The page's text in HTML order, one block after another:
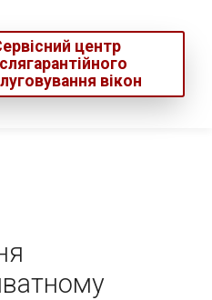
центр
вікон